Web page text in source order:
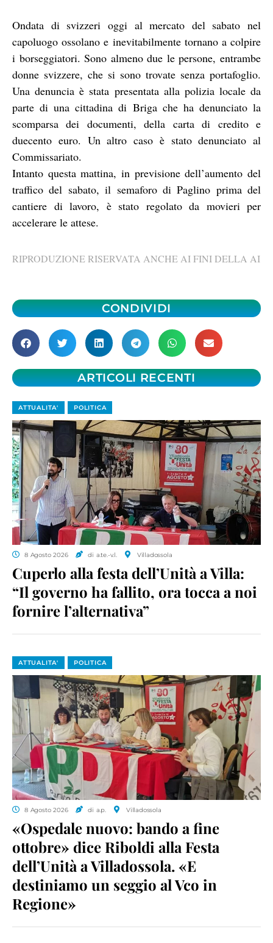
Ondata di svizzeri oggi al mercato del sabato nel
capoluogo ossolano e inevitabilmente tornano a colpire
i borseggiatori. Sono almeno due le persone, entrambe
donne svizzere, che si sono trovate senza portafoglio.
Una denuncia è stata presentata alla polizia locale da
parte di una cittadina di Briga che ha denunciato la
scomparsa dei documenti, della carta di credito e
duecento euro. Un altro caso è stato denunciato al
Commissariato.
Intanto questa mattina, in previsione dell’aumento del
traffico del sabato, il semaforo di Paglino prima del
cantiere di lavoro, è stato regolato da movieri per
accelerare le attese.
RIPRODUZIONE RISERVATA ANCHE AI FINI DELLA AI
CONDIVIDI
ARTICOLI RECENTI
ATTUALITA' POLITICA
8 Agosto 2026 di a.te.-v.l. Villadossola
Cuperlo alla festa dell’Unità a Villa:
“Il governo ha fallito, ora tocca a noi
fornire l’alternativa”
ATTUALITA' POLITICA
8 Agosto 2026 di a.p. Villadossola
«Ospedale nuovo: bando a fine
ottobre» dice Riboldi alla Festa
dell’Unità a Villadossola. «E
destiniamo un seggio al Vco in
Regione»